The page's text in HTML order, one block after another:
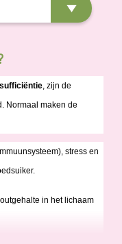
, zijn de
Normaal maken de
stress en
in het lichaam